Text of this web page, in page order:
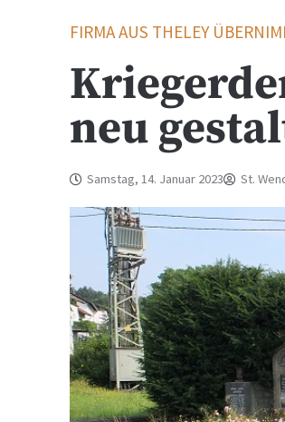
FIRMA AUS THELEY
neu
Samstag, 14. Januar 2023 St.